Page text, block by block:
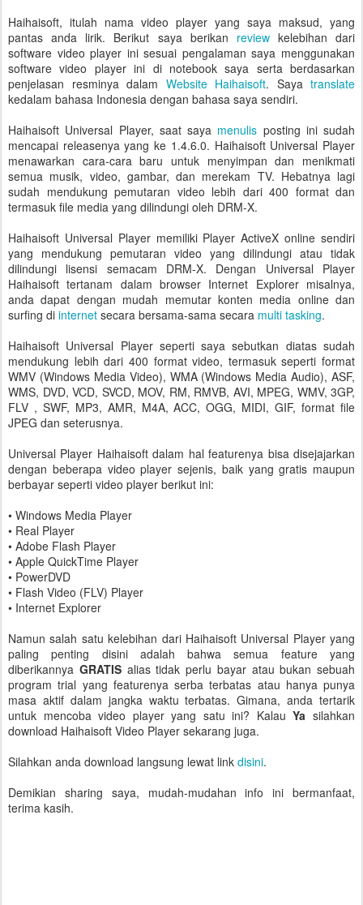
Haihaisoft, itulah nama video player yang saya maksud, yang
pantas anda lirik. Berikut saya berikan reviewkelebihan dari
software video player ini sesuai pengalaman saya menggunakan
software video player ini di notebook saya serta berdasarkan
penjelasan resminya dalam Website Haihaisoft. Saya translate
kedalam bahasa Indonesia dengan bahasa saya sendiri.
Haihaisoft Universal Player, saat saya menulis posting ini sudah
mencapai releasenya yang ke 1.4.6.0. Haihaisoft Universal Player
menawarkan cara-cara baru untuk menyimpan dan menikmati
semua musik, video, gambar, dan merekam TV. Hebatnya lagi
sudah mendukung pemutaran video lebih dari 400 format dan
termasuk file media yang dilindungi oleh DRM-X.
Haihaisoft Universal Player memiliki Player ActiveX online sendiri
yang mendukung pemutaran video yang dilindungi atau tidak
dilindungi lisensi semacam DRM-X. Dengan Universal Player
Haihaisoft tertanam dalam browser Internet Explorer misalnya,
anda dapat dengan mudah memutar konten media online dan
surfing di internet secara bersama-sama secara multi tasking.
Haihaisoft Universal Player seperti saya sebutkan diatas sudah
mendukung lebih dari 400 format video, termasuk seperti format
WMV (Windows Media Video), WMA (Windows Media Audio), ASF,
WMS, DVD, VCD, SVCD, MOV, RM, RMVB, AVI, MPEG, WMV, 3GP,
FLV , SWF, MP3, AMR, M4A, ACC, OGG, MIDI, GIF, format file
JPEG dan seterusnya.
Universal Player Haihaisoft dalam hal featurenya bisa disejajarkan
dengan beberapa video player sejenis, baik yang gratis maupun
berbayar seperti video player berikut ini:
• Windows Media Player
• Real Player
• Adobe Flash Player
• Apple QuickTime Player
• PowerDVD
• Flash Video (FLV) Player
• Internet Explorer
Namun salah satu kelebihan dari Haihaisoft Universal Player yang
paling penting disini adalah bahwa semua feature yang
diberikannya GRATISalias tidak perlu bayar atau bukan sebuah
program trial yang featurenya serba terbatas atau hanya punya
masa aktif dalam jangka waktu terbatas. Gimana, anda tertarik
untuk mencoba video player yang satu ini? KalauYa silahkan
download Haihaisoft Video Player sekarang juga.
Silahkan anda download langsung lewat link disini.
Demikian sharing saya, mudah-mudahan info ini bermanfaat,
terima kasih.